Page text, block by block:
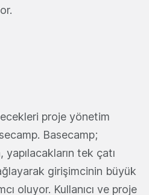
proje yönetim
Basecamp;
tek çatı
girişimcinin büyük
oluyor. Kullanıcı ve proje